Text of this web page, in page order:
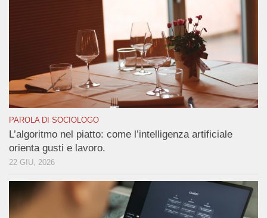
PAROLA DI SOCIOLOGO
L’algoritmo nel piatto: come l’intelligenza artificiale
orienta gusti e lavoro.
22 GIU, 2026